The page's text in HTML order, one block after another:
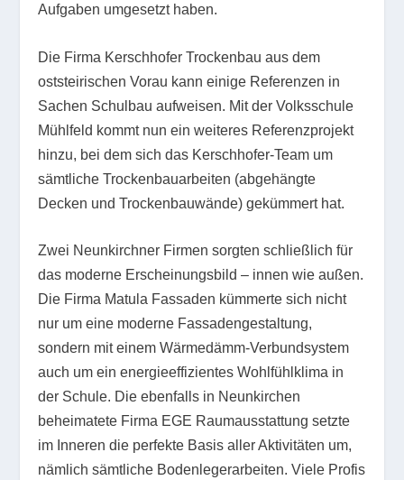
Aufgaben umgesetzt haben.
Die Firma Kerschhofer Trockenbau aus dem
oststeirischen Vorau kann einige Referenzen in
Sachen Schulbau aufweisen. Mit der Volksschule
Mühlfeld kommt nun ein weiteres Referenzprojekt
hinzu, bei dem sich das Kerschhofer-Team um
sämtliche Trockenbauarbeiten (abgehängte
Decken und Trockenbauwände) gekümmert hat.
Zwei Neunkirchner Firmen sorgten schließlich für
das moderne Erscheinungsbild – innen wie außen.
Die Firma Matula Fassaden kümmerte sich nicht
nur um eine moderne Fassadengestaltung,
sondern mit einem Wärmedämm-Verbundsystem
auch um ein energieeffizientes Wohlfühlklima in
der Schule. Die ebenfalls in Neunkirchen
beheimatete Firma EGE Raumausstattung setzte
im Inneren die perfekte Basis aller Aktivitäten um,
nämlich sämtliche Bodenlegerarbeiten. Viele Profis